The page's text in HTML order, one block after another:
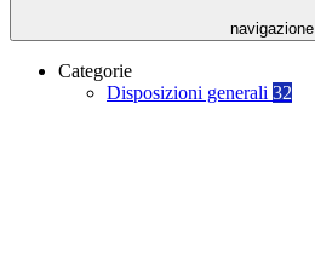
navigazione
Categorie
Disposizioni generali 32